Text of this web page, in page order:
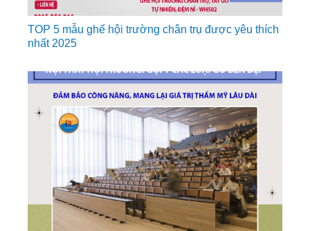
TOP 5 mẫu ghế hội trường chân trụ được yêu thích
nhất 2025